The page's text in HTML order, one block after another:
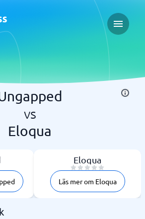
Open
vs
Eloqua
Eloqua
Läs mer om Eloqua